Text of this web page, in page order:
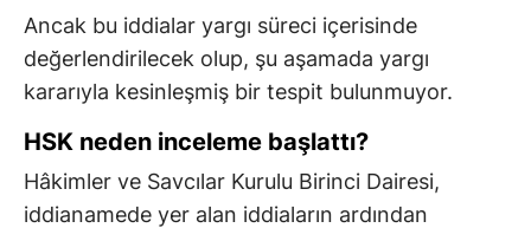
Ancak bu iddialar yargı süreci içerisinde
değerlendirilecek olup, şu aşamada yargı
kararıyla kesinleşmiş bir tespit bulunmuyor.
HSK neden inceleme başlattı?
Hâkimler ve Savcılar Kurulu Birinci Dairesi,
iddianamede yer alan iddiaların ardından